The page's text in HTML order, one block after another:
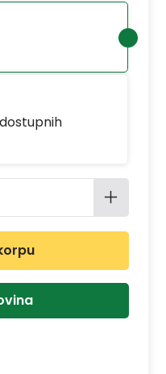
dostupnih
Unesite